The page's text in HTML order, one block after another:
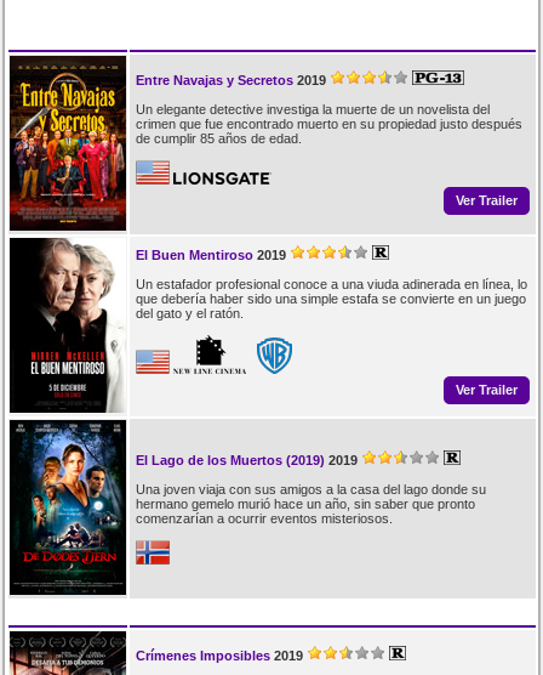
Entre Navajas y Secretos 2019
Un elegante detective investiga la muerte de un novelista del
crimen que fue encontrado muerto en su propiedad justo después
de cumplir 85 años de edad.
Ver Trailer
El Buen Mentiroso 2019
Un estafador profesional conoce a una viuda adinerada en línea, lo
que debería haber sido una simple estafa se convierte en un juego
del gato y el ratón.
Ver Trailer
El Lago de los Muertos (2019) 2019
Una joven viaja con sus amigos a la casa del lago donde su
hermano gemelo murió hace un año, sin saber que pronto
comenzarían a ocurrir eventos misteriosos.
Crímenes Imposibles 2019